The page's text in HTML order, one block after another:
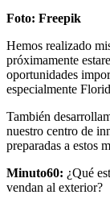
Foto: Freepik
Hemos realizado
próximamente
oportunidades
especialmente
También
nuestro centro de
preparadas a estos
Minuto60: ¿Qué
vendan al exterior?